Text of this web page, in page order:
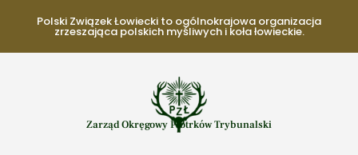
Polski Związek Łowiecki to ogólnokrajowa organizacja
zrzeszająca polskich myśliwych i koła łowieckie.
Zarząd Okręgowy Piotrków Trybunalski